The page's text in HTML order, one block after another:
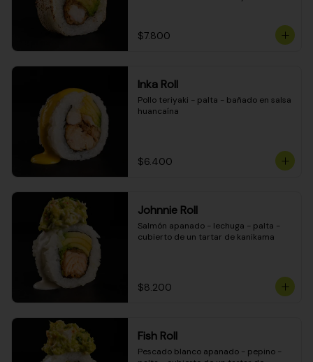
$7.800
Inka Roll
Pollo teriyaki - palta - bañado en salsa
huancaína
$6.400
Johnnie Roll
Salmón apanado - lechuga - palta -
cubierto de un tartar de kanikama
$8.200
Fish Roll
Pescado blanco apanado - pepino -